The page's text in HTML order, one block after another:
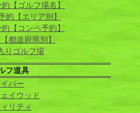
【ゴルフ場名】
約【エリア別】
【コンペ予約】
都道府県別】
りゴルフ場
フ道具
イバー
イウッド
リティ